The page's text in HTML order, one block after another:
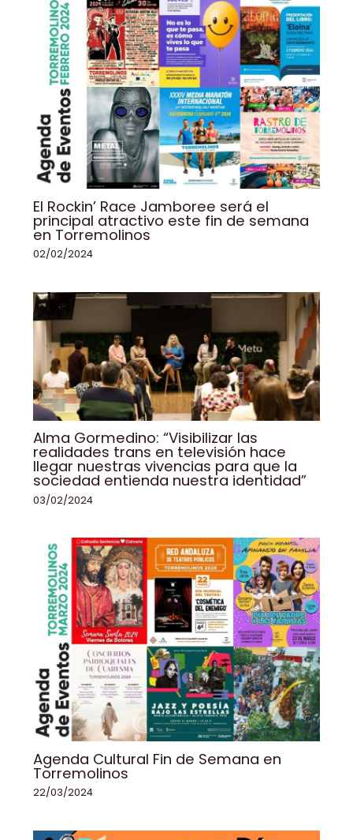
El Rockin’ Race Jamboree será el
principal atractivo este fin de semana
en Torremolinos
02/02/2024
Alma Gormedino: “Visibilizar las
realidades trans en televisión hace
llegar nuestras vivencias para que la
sociedad entienda nuestra identidad”
03/02/2024
Agenda Cultural Fin de Semana en
Torremolinos
22/03/2024